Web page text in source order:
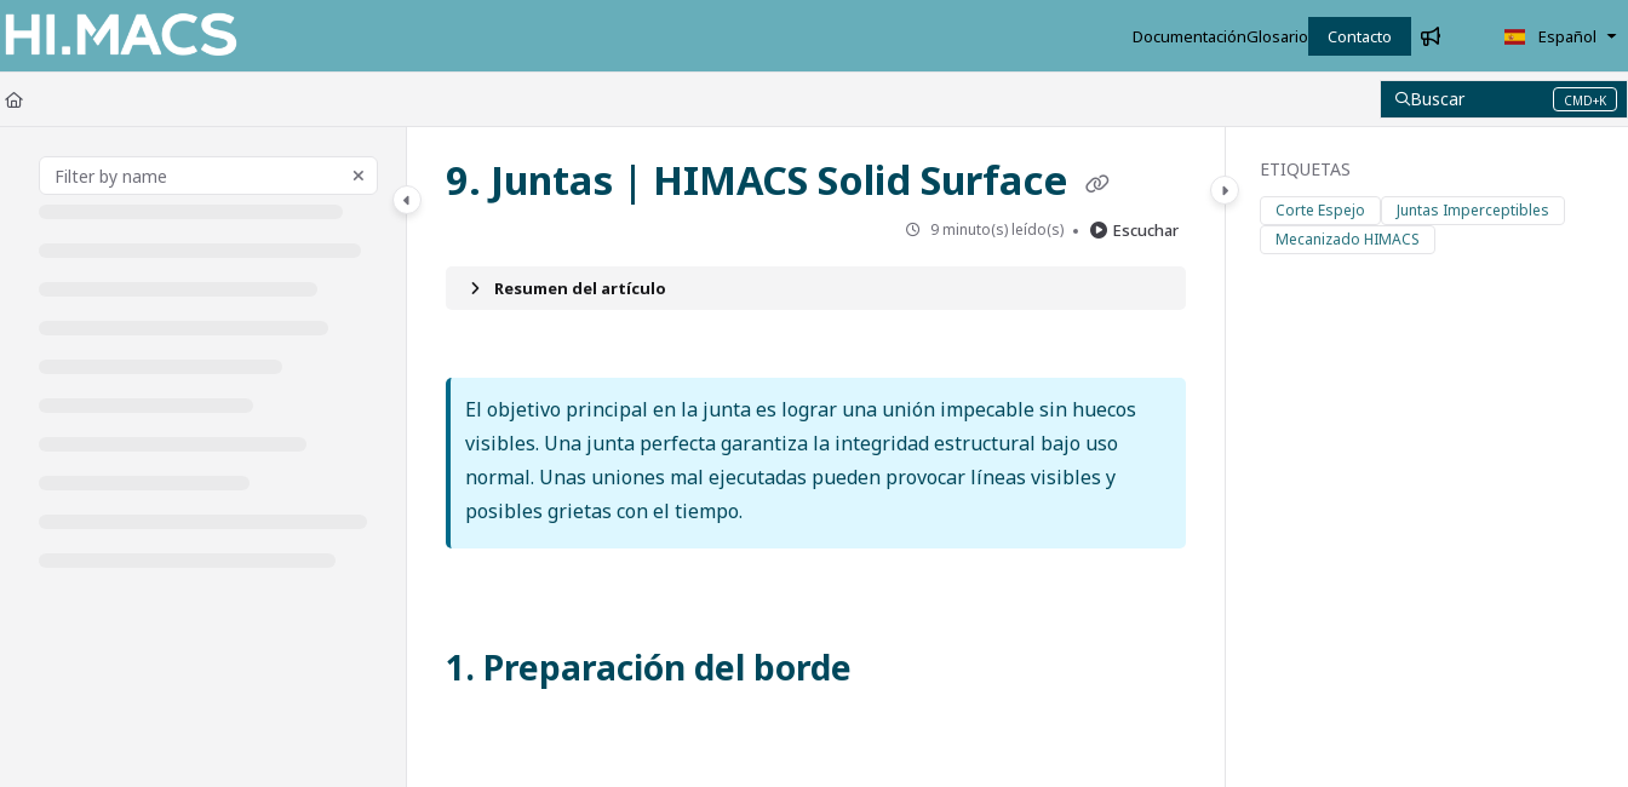
Documentation Index
Fetch the complete documentation index at:
Use this file to discover all available pages before exploring further.
DocumentaciónGlosario Contacto Español
Buscar CMD+K
Press CMD+K to open search
9. Juntas | HIMACS Solid Surface
9 minuto(s) leído(s) Escuchar
Resumen del artículo
El objetivo principal en la junta es lograr una unión impecable sin huecos
visibles. Una junta perfecta garantiza la integridad estructural bajo uso
normal. Unas uniones mal ejecutadas pueden provocar líneas visibles y
posibles grietas con el tiempo.
1. Preparación del borde
ETIQUETAS
Corte Espejo
Juntas Imperceptibles
Mecanizado HIMACS